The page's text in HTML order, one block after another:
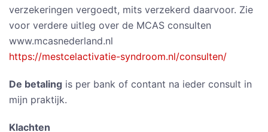
verzekeringen vergoedt, mits verzekerd daarvoor. Zie
voor verdere uitleg over de MCAS consulten
www.mcasnederland.nl
https://mestcelactivatie-syndroom.nl/consulten/
De betaling is per bank of contant na ieder consult in
mijn praktijk.
Klachten